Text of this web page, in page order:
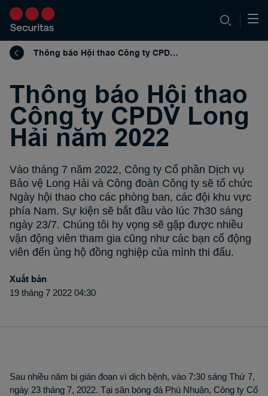
Thông báo Hội thao Công ty CPDV Long Hải năm 2022
Thông báo Hội thao
Công ty CPDV Long
Hải năm 2022
Vào tháng 7 năm 2022, Công ty Cổ phần Dịch vụ
Bảo vệ Long Hải và Công đoàn Công ty sẽ tổ chức
Ngày hội thao cho các phòng ban, các đội khu vực
phía Nam. Sự kiện sẽ bắt đầu vào lúc 7h30 sáng
ngày 23/7. Chúng tôi hy vọng sẽ gặp được nhiều
vận động viên tham gia cũng như các bạn cổ động
viên đến ủng hộ đồng nghiệp của mình thi đấu.
Xuất bản
19 tháng 7 2022 04:30
Sau nhiều năm bị gián đoạn vì dịch bệnh, vào 7:30 sáng Thứ 7,
ngày 23 tháng 7, 2022. Tại sân bóng đá Phú Nhuận, Công ty Cổ